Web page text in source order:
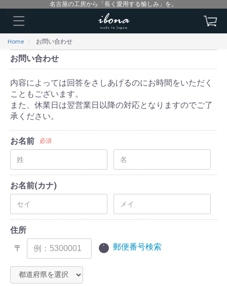
名古屋の工房から「長く愛用する愉しみ」を。
Home お問い合わせ
お問い合わせ
内容によっては回答をさしあげるのにお時間をいただく
こともございます。
また、休業日は翌営業日以降の対応となりますのでご了
承ください。
お名前 必須
お名前(カナ)
住所
〒
郵便番号検索